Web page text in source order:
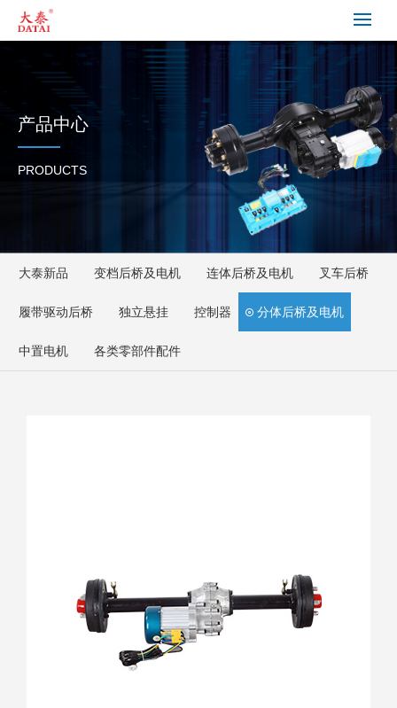
产品中心
PRODUCTS
大泰新品 变档后桥及电机 连体后桥及电机 叉车后桥
履带驱动后桥 独立悬挂 控制器 分体后桥及电机
中置电机 各类零部件配件